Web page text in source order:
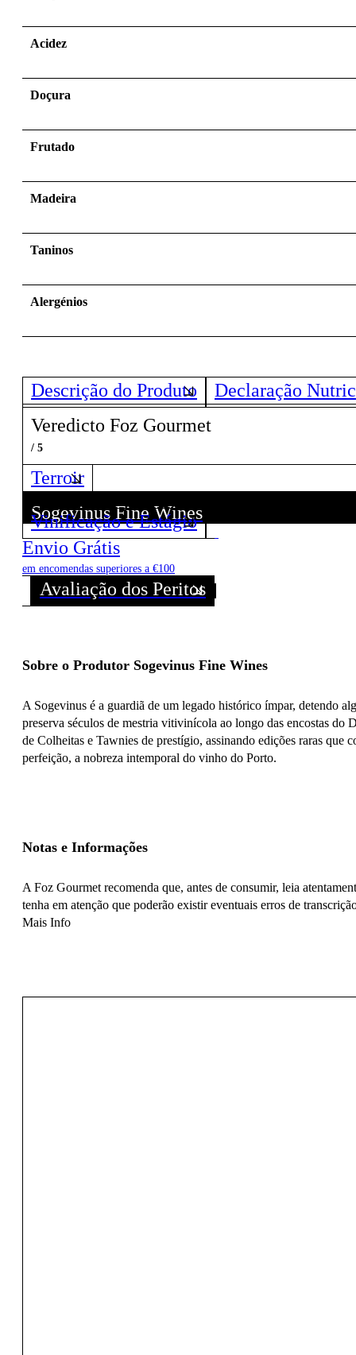
Acidez
Doçura
Frutado
Madeira
Taninos
Alergénios
Descrição do Produto
Declaração
Veredicto Foz Gourmet
/ 5
Terroir
Sogevinus Fine Wines
Descubra todos os Vinhos deste Produtor!
Vinificação e Estágio
Envio Grátis
em encomendas superiores a €100
Avaliação dos Peritos
Sobre o Produtor Sogevinus Fine Wines
A Sogevinus é a guardiã de um legado histórico ímpar, detendo
preserva séculos de mestria vitivinícola ao longo das encostas do
de Colheitas e Tawnies de prestígio, assinando edições raras que
perfeição, a nobreza intemporal do vinho do Porto.
Notas e Informações
A Foz Gourmet recomenda que, antes de consumir, leia
tenha em atenção que poderão existir eventuais erros de
Mais Info